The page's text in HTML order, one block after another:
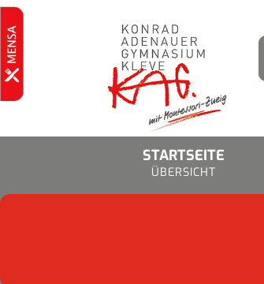
STARTSEITE
ÜBERSICHT